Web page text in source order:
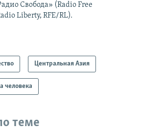
Свобода» (Radio Free
Liberty, RFE/RL).
Центральная Азия
человека
теме